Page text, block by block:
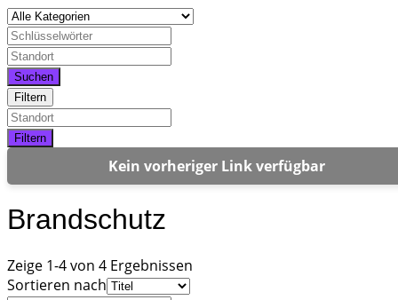
Suchen
Filtern
Filtern
Kein vorheriger Link verfügbar
Brandschutz
Zeige 1-4 von 4 Ergebnissen
Sortieren nach